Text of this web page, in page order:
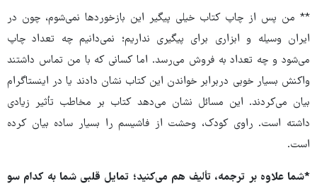
** من پس از چاپ کتاب خیلی پیگیر این بازخوردها نمی‌شوم، چون در
ایران وسیله و ابزاری برای پیگیری نداریم؛ نمی‌دانیم چه تعداد چاپ
می‌شود و چه تعداد به فروش می‌رسد. اما کسانی که با من تماس داشتند
واکنش بسیار خوبی دربرابر خواندن این کتاب نشان دادند یا در اینستاگرام
بیان می‌کردند. این مسائل نشان می‌دهد کتاب بر مخاطب تأثیر زیادی
داشته است. راوی کودک، وحشت از فاشیسم را بسیار ساده بیان کرده
است.
*شما علاوه بر ترجمه، تألیف هم می‌کنید؛ تمایل قلبی شما به کدام سو